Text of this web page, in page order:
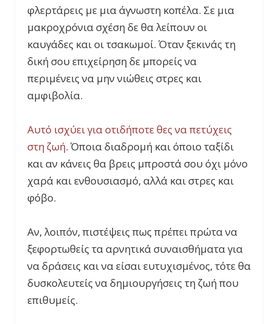
φλερτάρεις με μια άγνωστη κοπέλα. Σε μια
μακροχρόνια σχέση δε θα λείπουν οι
καυγάδες και οι τσακωμοί. Όταν ξεκινάς τη
δική σου επιχείρηση δε μπορείς να
περιμένεις να μην νιώθεις στρες και
αμφιβολία.
Αυτό ισχύει για οτιδήποτε θες να πετύχεις
στη ζωή. Όποια διαδρομή και όποιο ταξίδι
και αν κάνεις θα βρεις μπροστά σου όχι μόνο
χαρά και ενθουσιασμό, αλλά και στρες και
φόβο.
Αν, λοιπόν, πιστέψεις πως πρέπει πρώτα να
ξεφορτωθείς τα αρνητικά συναισθήματα για
να δράσεις και να είσαι ευτυχισμένος, τότε θα
δυσκολευτείς να δημιουργήσεις τη ζωή που
επιθυμείς.